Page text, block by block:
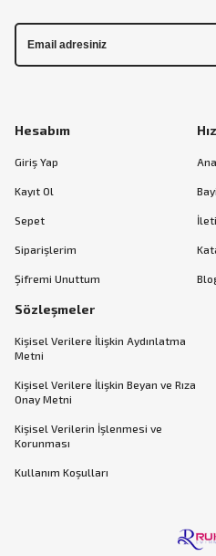
Hesabım
Giriş Yap
Kayıt Ol
Sepet
Siparişlerim
Şifremi Unuttum
Sözleşmeler
Kişisel Verilere İlişkin Aydınlatma
Metni
Kişisel Verilere İlişkin Beyan ve Rıza
Onay Metni
Kişisel Verilerin İşlenmesi ve
Korunması
Kullanım Koşulları